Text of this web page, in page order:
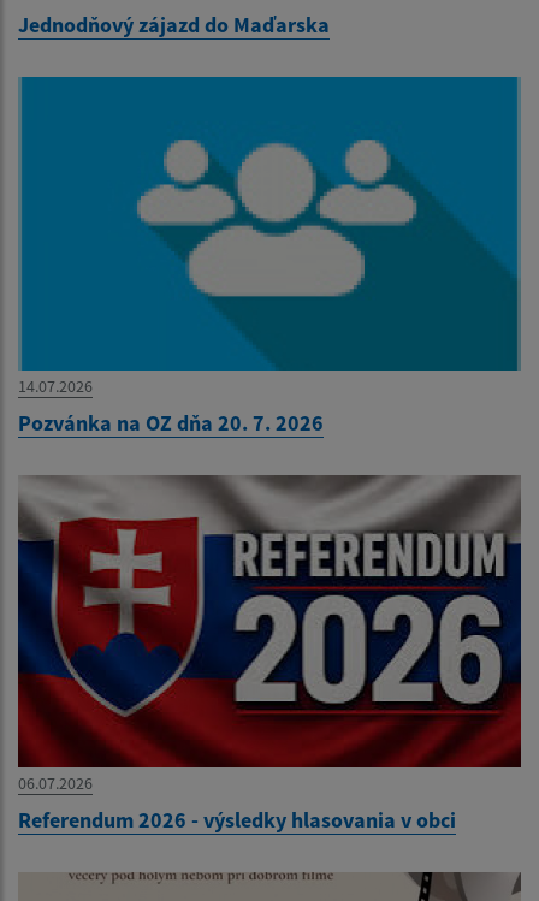
Jednodňový zájazd do Maďarska
14.07.2026
Pozvánka na OZ dňa 20. 7. 2026
06.07.2026
Referendum 2026 - výsledky hlasovania v obci